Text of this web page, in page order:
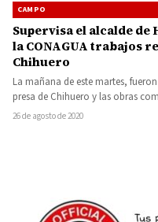
CAMPO
Supervisa el alcalde de
la CONAGUA trabajos
Chihuero
La mañana de este martes,
presa de Chihuero y las obras
26 de agosto de 2020